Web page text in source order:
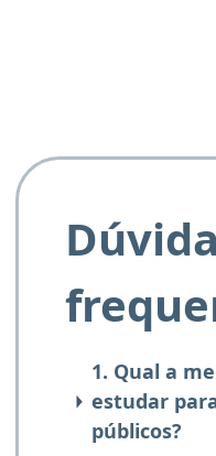
1. Qual a
estudar
públicos?